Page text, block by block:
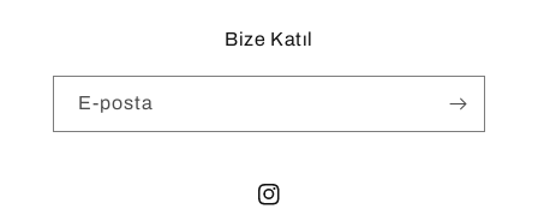
Bize Katıl
E-posta
Instagram